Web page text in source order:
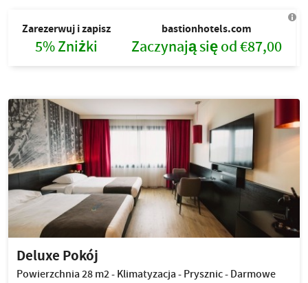
Zarezerwuj i zapisz
5% Zniżki
bastionhotels.com
Zaczynają się od €87,00
Deluxe Pokój
Powierzchnia 28 m2 - Klimatyzacja - Prysznic - Darmowe